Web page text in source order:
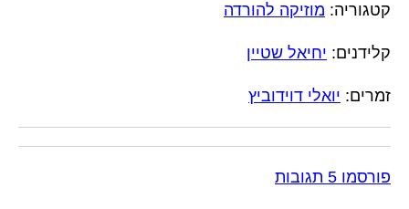
קטגוריה: מוזיקה להורדה
קלידנים: יחיאל שטיין
זמרים: יואלי דוידוביץ
פורסמו 5 תגובות